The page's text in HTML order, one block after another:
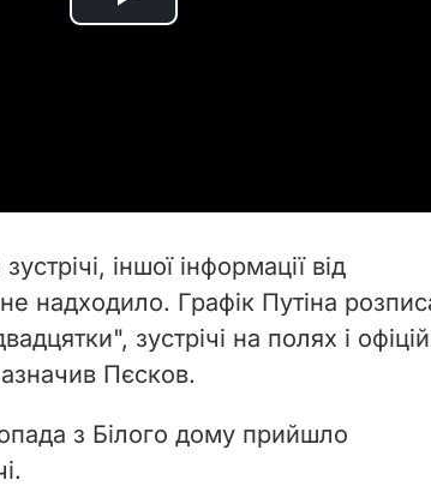
P
i
d
o
іншої інформації від
надходило. Графік Путіна
зустрічі на полях і
Пєсков.
з Білого дому прийшло